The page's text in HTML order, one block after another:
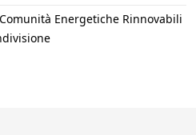
Energetiche Rinnovabili